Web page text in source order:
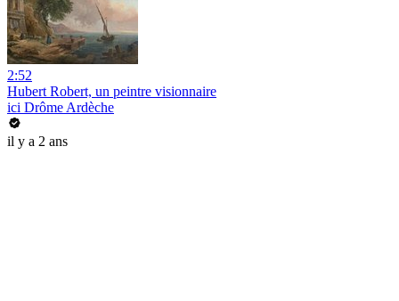
2:52
Hubert Robert, un peintre visionnaire
ici Drôme Ardèche
il y a 2 ans